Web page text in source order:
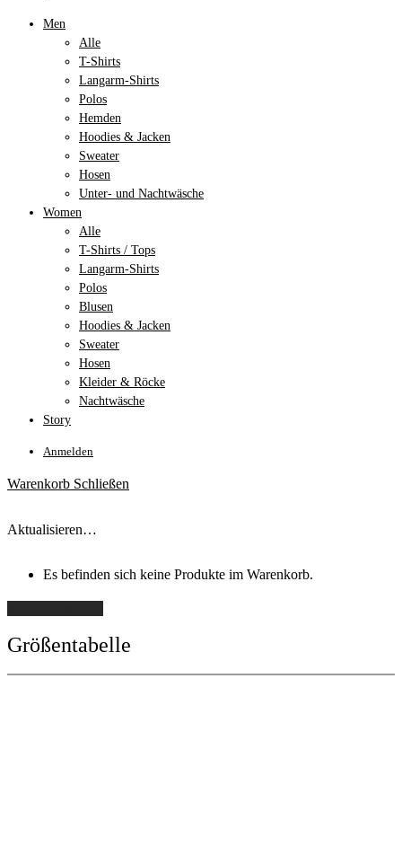
Men
Alle
T-Shirts
Langarm-Shirts
Polos
Hemden
Hoodies & Jacken
Sweater
Hosen
Unter- und Nachtwäsche
Women
Alle
T-Shirts / Tops
Langarm-Shirts
Polos
Blusen
Hoodies & Jacken
Sweater
Hosen
Kleider & Röcke
Nachtwäsche
Story
Anmelden
Warenkorb Schließen
Aktualisieren…
Es befinden sich keine Produkte im Warenkorb.
Größentabelle